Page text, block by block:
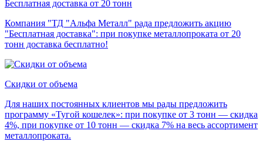
Бесплатная доставка от 20 тонн
Компания "ТД "Альфа Металл" рада предложить акцию
"Бесплатная доставка": при покупке металлопроката от 20
тонн доставка бесплатно!
Скидки от объема
Для наших постоянных клиентов мы рады предложить
программу «Тугой кошелек»: при покупке от 3 тонн — скидка
4%, при покупке от 10 тонн — скидка 7% на весь ассортимент
металлопроката.